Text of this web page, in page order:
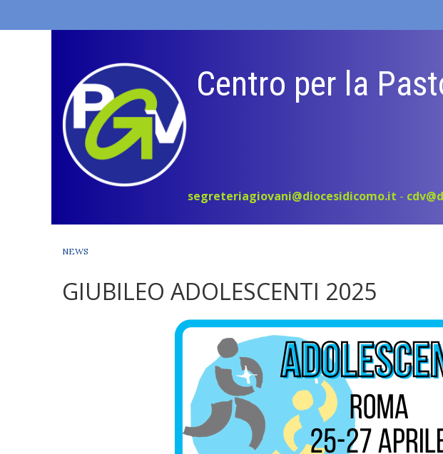
Centro per la
segreteriagiovani@diocesidicomo.it -
NEWS
GIUBILEO ADOLESCENTI 2025